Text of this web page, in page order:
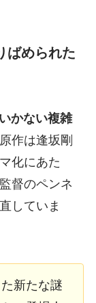
ばめられた
かない複雑
作は逢坂剛
化にあた
督のペンネ
していま
新たな謎